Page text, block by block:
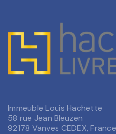
Immeuble Louis Hachette
58 rue Jean Bleuzen
92178 Vanves CEDEX, France